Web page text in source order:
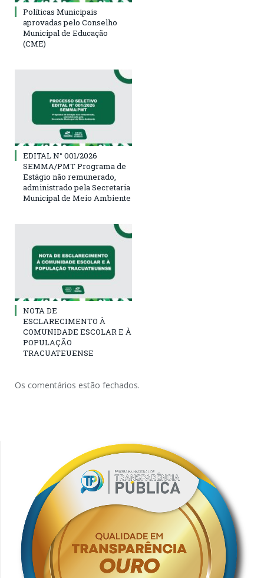
Políticas Municipais
aprovadas pelo Conselho
Municipal de Educação
(CME)
EDITAL N° 001/2026
SEMMA/PMT Programa de
Estágio não remunerado,
administrado pela Secretaria
Municipal de Meio Ambiente
NOTA DE
ESCLARECIMENTO À
COMUNIDADE ESCOLAR E À
POPULAÇÃO
TRACUATEUENSE
Os comentários estão fechados.